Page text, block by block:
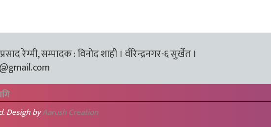
रेग्मी, सम्पादक : विनोद शाही । वीरेन्द्रनगर-६ सुर्खेत ।
Desigh byAarush Creation